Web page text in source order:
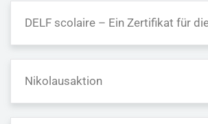
DELF scolaire – Ein Zertifikat für
Nikolausaktion